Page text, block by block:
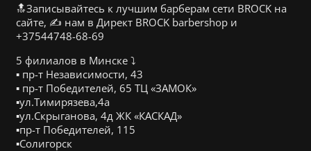
🔝Записывайтесь к лучшим барберам сети BROCK на
сайте, ✍️ нам в Директ BROCK barbershop и
+37544748-68-69
5 филиалов в Минске ⤵️
▪️ пр-т Независимости, 43
▪️ пр-т Победителей, 65 ТЦ «ЗАМОК»
▪️ул.Тимирязева,4а
▪️ул.Скрыганова, 4д ЖК «КАСКАД»
▪️пр-т Победителей, 115
▪️Солигорск